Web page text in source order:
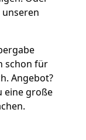
schon für
Angebot?
eine große